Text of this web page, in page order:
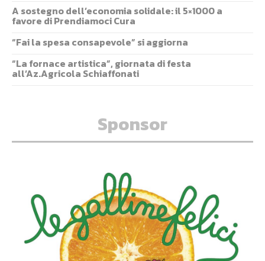
A sostegno dell’economia solidale: il 5×1000 a
favore di Prendiamoci Cura
“Fai la spesa consapevole” si aggiorna
“La fornace artistica”, giornata di festa
all’Az.Agricola Schiaffonati
Sponsor